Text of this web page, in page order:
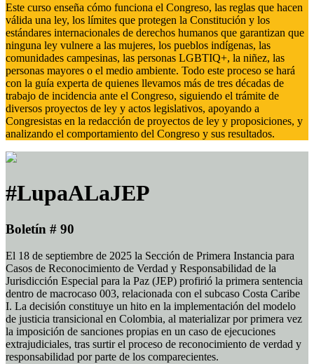
Este curso enseña cómo funciona el Congreso, las reglas que hacen
válida una ley, los límites que protegen la Constitución y los
estándares internacionales de derechos humanos que garantizan que
ninguna ley vulnere a las mujeres, los pueblos indígenas, las
comunidades campesinas, las personas LGBTIQ+, la niñez, las
personas mayores o el medio ambiente. Todo este proceso se hará
con la guía experta de quienes llevamos más de tres décadas de
trabajo de incidencia ante el Congreso, siguiendo el trámite de
diversos proyectos de ley y actos legislativos, apoyando a
Congresistas en la redacción de proyectos de ley y proposiciones, y
analizando el comportamiento del Congreso y sus resultados.
#LupaALaJEP
Boletín # 90
El 18 de septiembre de 2025 la Sección de Primera Instancia para
Casos de Reconocimiento de Verdad y Responsabilidad de la
Jurisdicción Especial para la Paz (JEP) profirió la primera sentencia
dentro de macrocaso 003, relacionada con el subcaso Costa Caribe
I. La decisión constituye un hito en la implementación del modelo
de justicia transicional en Colombia, al materializar por primera vez
la imposición de sanciones propias en un caso de ejecuciones
extrajudiciales, tras surtir el proceso de reconocimiento de verdad y
responsabilidad por parte de los comparecientes.